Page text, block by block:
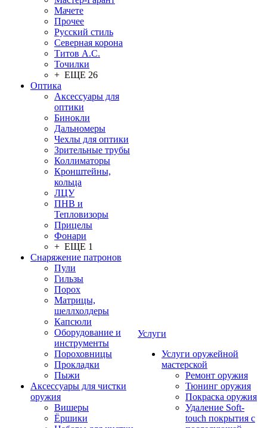
Мачете
Прочее
Русский стиль
Северная корона
Титов А.С.
Точилки
+ ЕЩЕ 26
Оптика
Аксессуары для
оптики
Бинокли
Дальномеры
Чехлы для оптики
Зрительные трубы
Коллиматоры
Кронштейны,
кольца
ЛЦУ
ПНВ и
Тепловизоры
Прицелы
Фонари
+ ЕЩЕ 1
Снаряжение патронов
Пули
Гильзы
Порох
Матрицы,
шеллхолдеры
Капсюли
Оборудование и
инструменты
Пороховницы
Прокладки
Пыжи
Аксессуары для чистки
оружия
Вишеры
Ёршики
Услуги
Услуги оружейной
мастерской
Ремонт оружия
Тюнинг оружия
Покраска оружия
Удаление Soft-
touch покрытия с